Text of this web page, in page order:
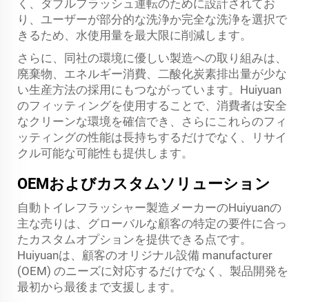
く、ダブルフラッシュ運転のために設計されてお
り、ユーザーが部分的な洗浄か完全な洗浄を選択で
きるため、水使用量を最大限に削減します。
さらに、同社の環境に優しい製造への取り組みは、
廃棄物、エネルギー消費、二酸化炭素排出量が少な
い生産方法の採用にもつながっています。Huiyuan
のフィッティングを使用することで、消費者は安全
なクリーンな環境を確信でき、さらにこれらのフィ
ッティングの性能は長持ちするだけでなく、リサイ
クル可能な可能性も提供します。
OEMおよびカスタムソリューション
自動トイレフラッシャー製造メーカーのHuiyuanの
主な売りは、グローバルな顧客の特定の要件に合っ
たカスタムオプションを提供できる点です。
Huiyuanは、顧客のオリジナル設備 manufacturer
(OEM) のニーズに対応するだけでなく、製品開発を
最初から最後まで支援します。